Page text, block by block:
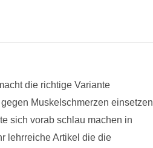
die richtige Variante
Muskelschmerzen einsetzen
sich vorab schlau machen in
lehrreiche Artikel die die